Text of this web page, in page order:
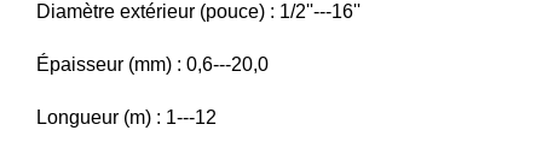
Diamètre extérieur (pouce) : 1/2''---16''
Épaisseur (mm) : 0,6---20,0
Longueur (m) : 1---12